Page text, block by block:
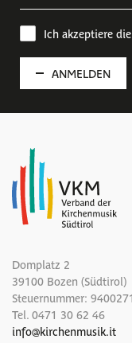
Ich akzeptiere die
ANMELDEN
Domplatz 2
39100 Bozen (Südtirol)
Steuernummer:
Tel. 0471 30 62 46
info@kirchenmusik.it